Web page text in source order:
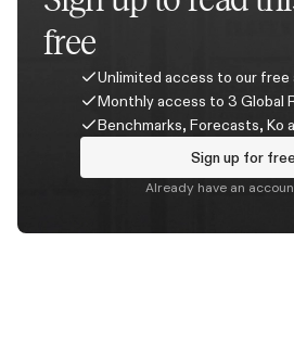
free
Unlimited access to our free
Monthly access to 3 Global
Benchmarks, Forecasts, Ko
Sign up for free
Already have an